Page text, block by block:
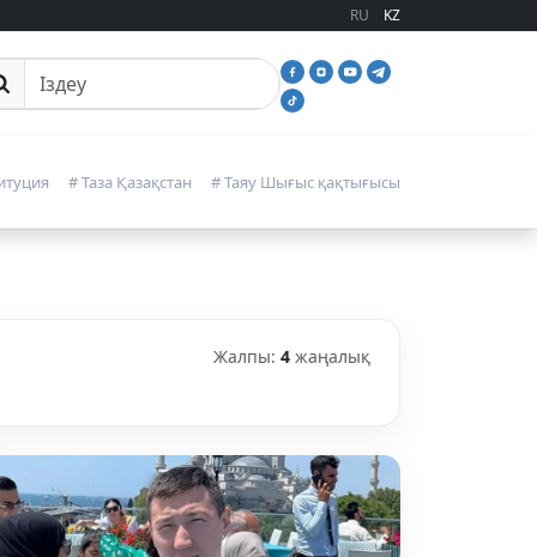
RU KZ
іздеу
# Таза Қазақстан # Таяу Шығыс қақтығысы
Жалпы: 4 жаңалық